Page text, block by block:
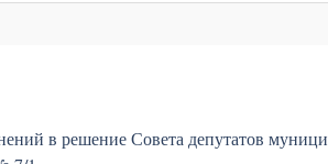
в решение Совета депутатов